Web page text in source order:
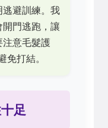
逃避訓練。我
門逃跑，讓
注意毛髮護
免打結。
足